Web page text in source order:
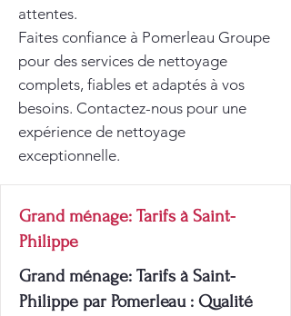
attentes.
Faites confiance à Pomerleau Groupe
pour des services de nettoyage
complets, fiables et adaptés à vos
besoins. Contactez-nous pour une
expérience de nettoyage
exceptionnelle.
Grand ménage: Tarifs à Saint-
Philippe
Grand ménage: Tarifs à Saint-
Philippe par Pomerleau : Qualité